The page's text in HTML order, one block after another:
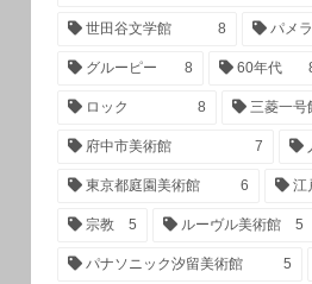
世田谷文学館 8 パメ
グルーピー 8 60年代
ロック 8 三菱一号
府中市美術館 7
東京都庭園美術館 6 江
宗教 5 ルーヴル美術館 5
パナソニック汐留美術館 5